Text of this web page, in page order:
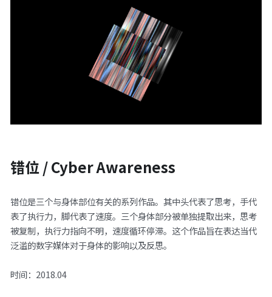
错位 / Cyber Awareness
错位是三个与身体部位有关的系列作品。其中头代表了思考，手代
表了执行力，脚代表了速度。三个身体部分被单独提取出来，思考
被复制，执行力指向不明，速度循环停滞。这个作品旨在表达当代
泛滥的数字媒体对于身体的影响以及反思。
时间：2018.04